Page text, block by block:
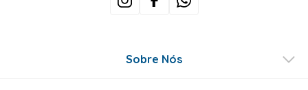
Sobre Nós